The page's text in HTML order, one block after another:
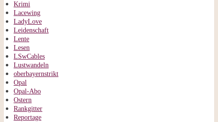
Krimi
Lacewing
LadyLove
Leidenschaft
Lente
Lesen
LSwCables
Lustwandeln
oberbayernstrikt
Opal
Opal-Abo
Ostern
Rankgitter
Reportage